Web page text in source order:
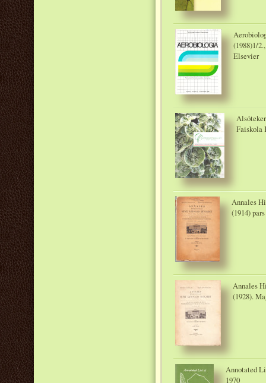
(1988)1/
Elsevier
Faiskola
Annales
(1914)
Annales
(1928).
Annotated
1970